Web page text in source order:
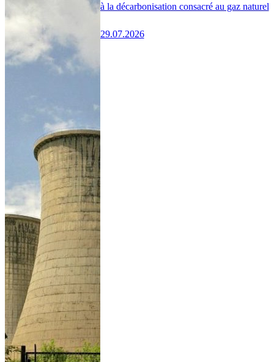
à la décarbonisation consacré au gaz naturel
29.07.2026